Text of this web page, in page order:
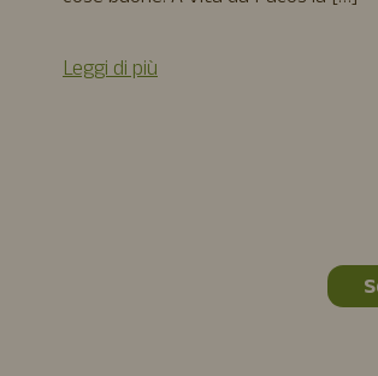
Leggi di più